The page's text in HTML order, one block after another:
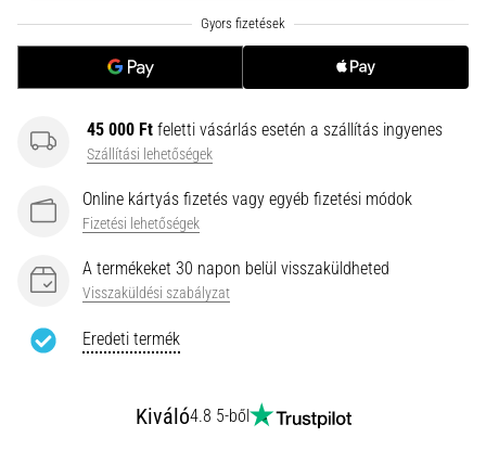
•
11 perces olvasási idő
kezelés
és
megelőzés
más
néven
szalag
szindróma
45 000 Ft feletti vásárlás esetén a szállítás ingyenes
Szállítási lehetőségek
Online kártyás fizetés vagy egyéb fizetési módok
Fizetési lehetőségek
A termékeket 30 napon belül visszaküldheted
Visszaküldési szabályzat
Eredeti termék
Kiváló4.8 5-ből